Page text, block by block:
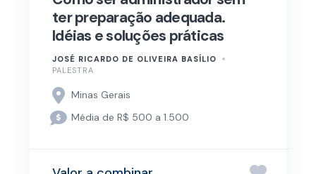
ter preparação adequada.
Idéias e soluções práticas
JOSÉ RICARDO DE OLIVEIRA BASÍLIO
PALESTRA
Minas Gerais
Média de R$ 500 a 1.500